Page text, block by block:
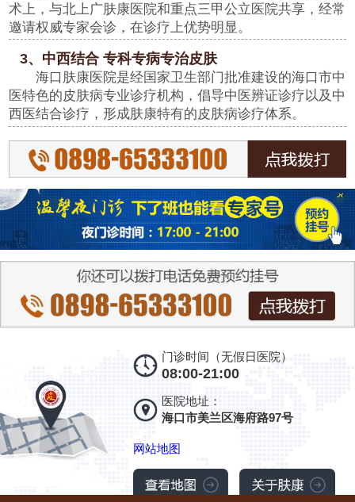
术上，与北上广肤康医院和重点三甲公立医院共享，经常
邀请权威专家会诊，在诊疗上优势明显。
3、中西结合 专科专病专治皮肤
海口肤康医院是经国家卫生部门批准建设的海口市中
医特色的皮肤病专业诊疗机构，倡导中医辨证诊疗以及中
西医结合诊疗，形成肤康特有的皮肤病诊疗体系。
门诊时间（无假日医院）
08:00-21:00
医院地址：
海口市美兰区海府路97号
网站地图